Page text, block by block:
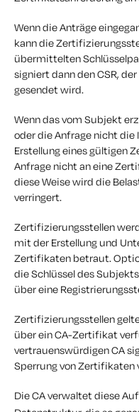
Wenn die Anträge
kann die
übermittelten
signiert dann den CSR,
gesendet wird.
Wenn das vom Subjekt
oder die Anfrage nicht
Erstellung eines gültigen
Anfrage nicht an eine
diese Weise wird die
verringert.
Zertifizierungsstellen
mit der Erstellung und
Zertifikaten betraut.
die Schlüssel des
über eine
Zertifizierungsstellen
über ein CA-Zertifikat
vertrauenswürdigen CA
Sperrung von Zertifikaten
Die CA verwaltet diese